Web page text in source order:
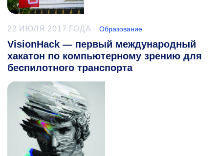
22 ИЮЛЯ 2017 ГОДА Образование
VisionHack — первый международный
хакатон по компьютерному зрению для
беспилотного транспорта